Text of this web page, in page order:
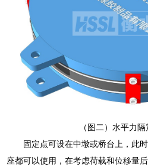
（图二）水平力
固定点可设在中墩或桥台上，此
座都可以使用，在考虑荷载和位移量